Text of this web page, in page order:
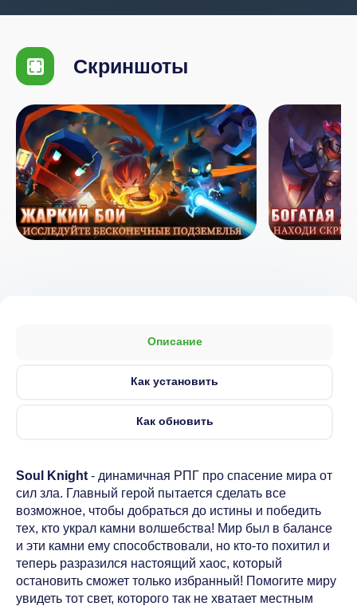
Скриншоты
Описание
Как установить
Как обновить
Soul Knight - динамичная РПГ про спасение мира от
сил зла. Главный герой пытается сделать все
возможное, чтобы добраться до истины и победить
тех, кто украл камни волшебства! Мир был в балансе
и эти камни ему способствовали, но кто-то похитил и
теперь разразился настоящий хаос, который
остановить сможет только избранный! Помогите миру
увидеть тот свет, которого так не хватает местным